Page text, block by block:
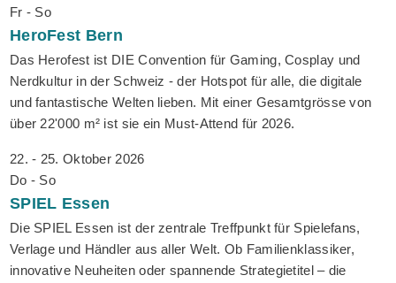
Fr - So
HeroFest Bern
Das Herofest ist DIE Convention für Gaming, Cosplay und
Nerdkultur in der Schweiz - der Hotspot für alle, die digitale
und fantastische Welten lieben. Mit einer Gesamtgrösse von
über 22'000 m² ist sie ein Must-Attend für 2026.
22. - 25. Oktober 2026
Do - So
SPIEL Essen
Die SPIEL Essen ist der zentrale Treffpunkt für Spielefans,
Verlage und Händler aus aller Welt. Ob Familienklassiker,
innovative Neuheiten oder spannende Strategietitel – die